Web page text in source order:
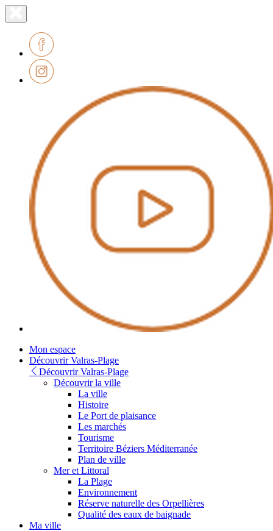
le
Lien
page
accueil
Mon espace
Découvrir Valras-Plage
Découvrir Valras-Plage
Découvrir la ville
La ville
Histoire
Le Port de plaisance
Les marchés
Tourisme
Territoire Béziers Méditerranée
Plan de ville
Mer et Littoral
La Plage
Environnement
Réserve naturelle des Orpellières
Qualité des eaux de baignade
Ma ville